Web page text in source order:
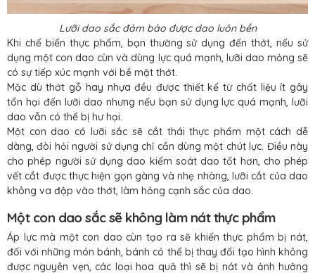
Lưỡi dao sắc đảm bảo được dao luôn bền
Khi chế biến thực phẩm, bạn thường sử dụng đến thớt, nếu sử
dụng một con dao cùn và dùng lực quá mạnh, lưỡi dao mỏng sẽ
có sự tiếp xúc mạnh với bề mặt thớt.
Mặc dù thớt gỗ hay nhựa đều được thiết kế từ chất liệu ít gây
tổn hại đến lưỡi dao nhưng nếu bạn sử dụng lực quá mạnh, lưỡi
dao vẫn có thể bị hư hại.
Một con dao có lưỡi sắc sẽ cắt thái thực phẩm một cách dễ
dàng, đòi hỏi người sử dụng chỉ cần dùng một chút lực. Điều này
cho phép người sử dụng dao kiểm soát dao tốt hơn, cho phép
vết cắt được thực hiện gọn gàng và nhẹ nhàng, lưỡi cắt của dao
không va đập vào thớt, làm hỏng cạnh sắc của dao.
Một con dao sắc sẽ không làm nát thực phẩm
Áp lực mà một con dao cùn tạo ra sẽ khiến thực phẩm bị nát,
đối với những món bánh, bánh có thể bị thay đổi tạo hình không
được nguyên vẹn, các loại hoa quả thì sẽ bị nát và ảnh hưởng